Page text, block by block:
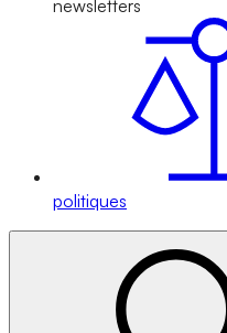
newsletters
politiques